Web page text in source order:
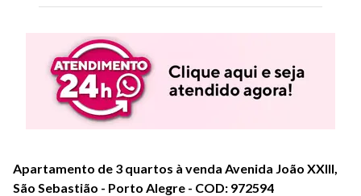
Apartamento de 3 quartos à venda Avenida João XXIII,
São Sebastião - Porto Alegre - COD: 972594